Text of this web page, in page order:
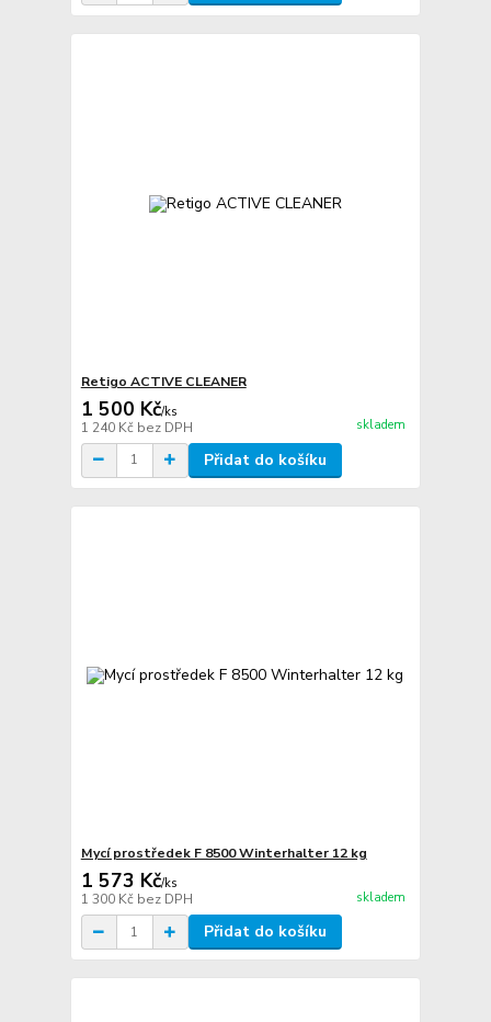
Retigo ACTIVE CLEANER
1 500 Kč/ks
1 240 Kč bez DPH skladem
Přidat do košíku
Mycí prostředek F 8500 Winterhalter 12 kg
1 573 Kč/ks
1 300 Kč bez DPH skladem
Přidat do košíku